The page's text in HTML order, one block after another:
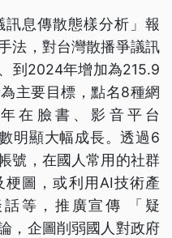
息傳散態樣分析」報
法，對台灣散播爭議訊
到2024年增加為215.9
主要目標，點名8種網
在臉書、影音平台
明顯大幅成長。透過6
號，在國人常用的社群
圖，或利用AI技術產
等，推廣宣傳 「疑
，企圖削弱國人對政府